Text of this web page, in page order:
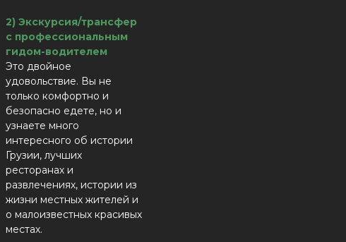
2) Экскурсия/трансфер
с профессиональным
гидом-водителем
Это двойное
удовольствие. Вы не
только комфортно и
безопасно едете, но и
узнаете много
интересного об истории
Грузии, лучших
ресторанах и
развлечениях, истории из
жизни местных жителей и
о малоизвестных красивых
местах.